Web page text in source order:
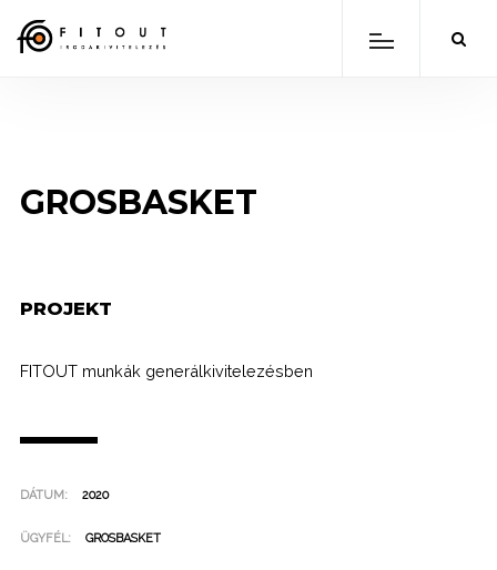
GROSBASKET
PROJEKT
FITOUT munkák generálkivitelezésben
DÁTUM: 2020
ÜGYFÉL: GROSBASKET